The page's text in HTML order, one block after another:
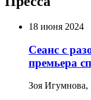
18 июня 2024
Сеанс с
премьера
Зоя Игумнова,